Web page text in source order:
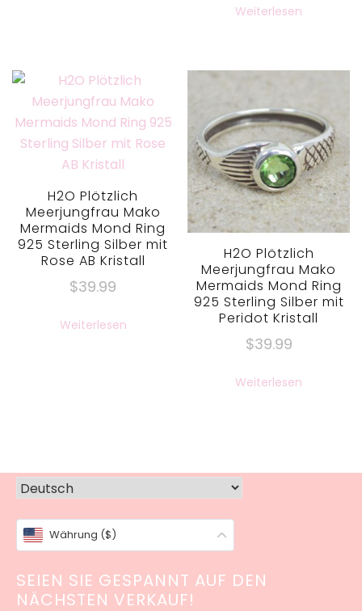
Weiterlesen
H2O Plötzlich
Meerjungfrau Mako
Mermaids Mond Ring
925 Sterling Silber mit
Rose AB Kristall
$39.99
Weiterlesen
H2O Plötzlich
Meerjungfrau Mako
Mermaids Mond Ring
925 Sterling Silber mit
Peridot Kristall
$39.99
Weiterlesen
Währung ($)
SEIEN SIE GESPANNT AUF DEN
NÄCHSTEN VERKAUF!